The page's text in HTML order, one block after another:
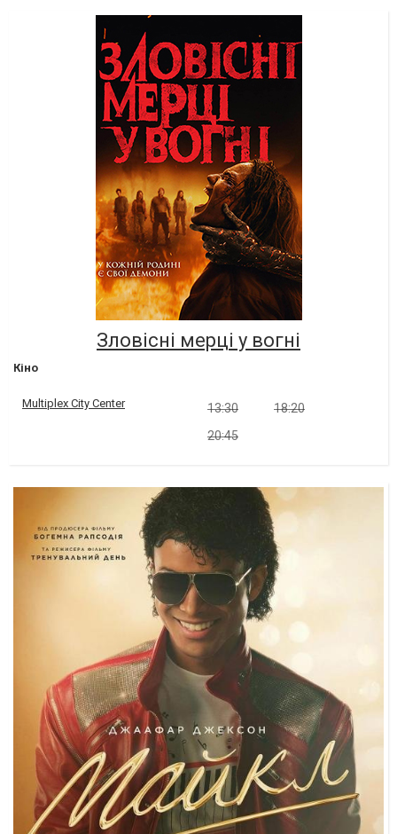
Зловісні мерці у вогні
Кіно
Multiplex City Center 13:30
18:20
20:45